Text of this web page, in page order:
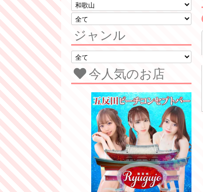
ジャンル
今人気のお店